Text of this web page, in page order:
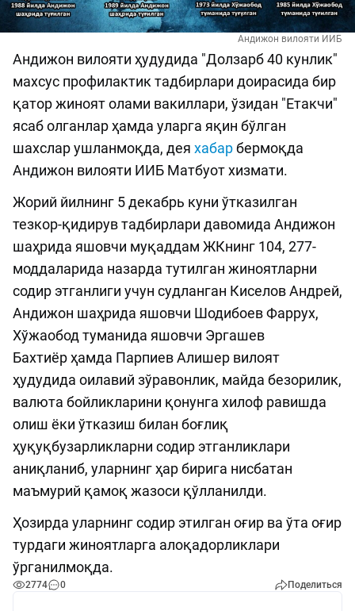
Андижон вилояти ИИБ
Андижон вилояти ҳудудида "Долзарб 40 кунлик"
махсус профилактик тадбирлари доирасида бир
қатор жиноят олами вакиллари, ўзидан "Етакчи"
ясаб олганлар ҳамда уларга яқин бўлган
шахслар ушланмоқда, дея хабарбермоқда
Андижон вилояти ИИБ Матбуот хизмати.
Жорий йилнинг 5 декабрь куни ўтказилган
тезкор-қидирув тадбирлари давомида Андижон
шаҳрида яшовчи муқаддам ЖКнинг 104, 277-
моддаларида назарда тутилган жиноятларни
содир этганлиги учун судланган Киселов Андрей,
Андижон шаҳрида яшовчи Шодибоев Фаррух,
Хўжаобод туманида яшовчи Эргашев
Бахтиёр ҳамда Парпиев Алишер вилоят
ҳудудида оилавий зўравонлик, майда безорилик,
валюта бойликларини қонунга хилоф равишда
олиш ёки ўтказиш билан боғлиқ
ҳуқуқбузарликларни содир этганликлари
аниқланиб, уларнинг ҳар бирига нисбатан
маъмурий қамоқ жазоси қўлланилди.
Ҳозирда уларнинг содир этилган оғир ва ўта оғир
турдаги жиноятларга алоқадорликлари
ўрганилмоқда.
2774 0 Поделиться